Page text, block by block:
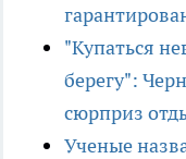
"Купаться
берегу":
сюрприз
Ученые